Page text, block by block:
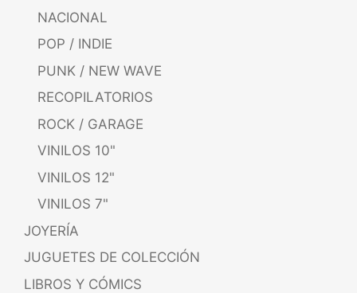
NACIONAL
POP / INDIE
PUNK / NEW WAVE
RECOPILATORIOS
ROCK / GARAGE
VINILOS 10"
VINILOS 12"
VINILOS 7"
JOYERÍA
JUGUETES DE COLECCIÓN
LIBROS Y CÓMICS